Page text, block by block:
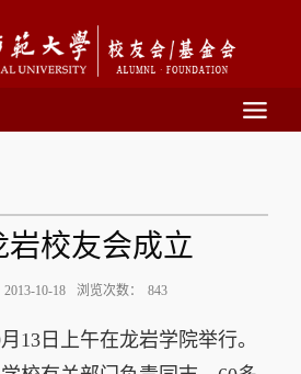
岩校友会成立
10-18 浏览次数： 843
月 13 日上午在龙岩学院举行。